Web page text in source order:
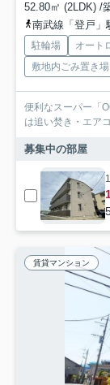
52.80㎡ (2LDK) /
南武線「登戸」
駐輪場 オート
敷地内ごみ置き場
便利なスーパー「
は追い焚き・エア
募集中の部屋
賃貸マンション